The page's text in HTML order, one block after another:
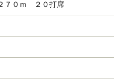
７０ｍ ２０打席